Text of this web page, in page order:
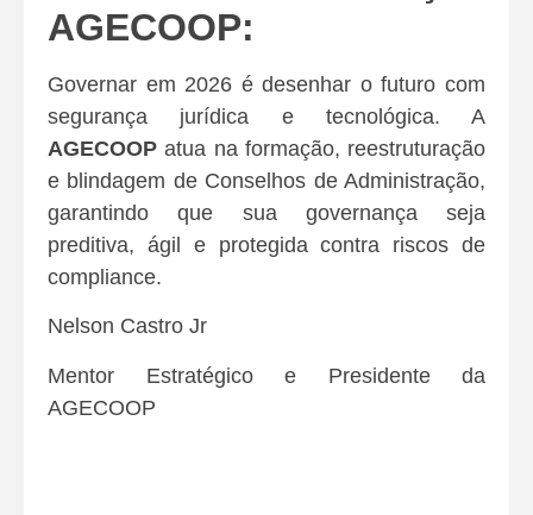
AGECOOP:
Governar em 2026 é desenhar o futuro com
segurança jurídica e tecnológica. A
AGECOOP atua na formação, reestruturação
e blindagem de Conselhos de Administração,
garantindo que sua governança seja
preditiva, ágil e protegida contra riscos de
compliance.
Nelson Castro Jr
Mentor Estratégico e Presidente da
AGECOOP